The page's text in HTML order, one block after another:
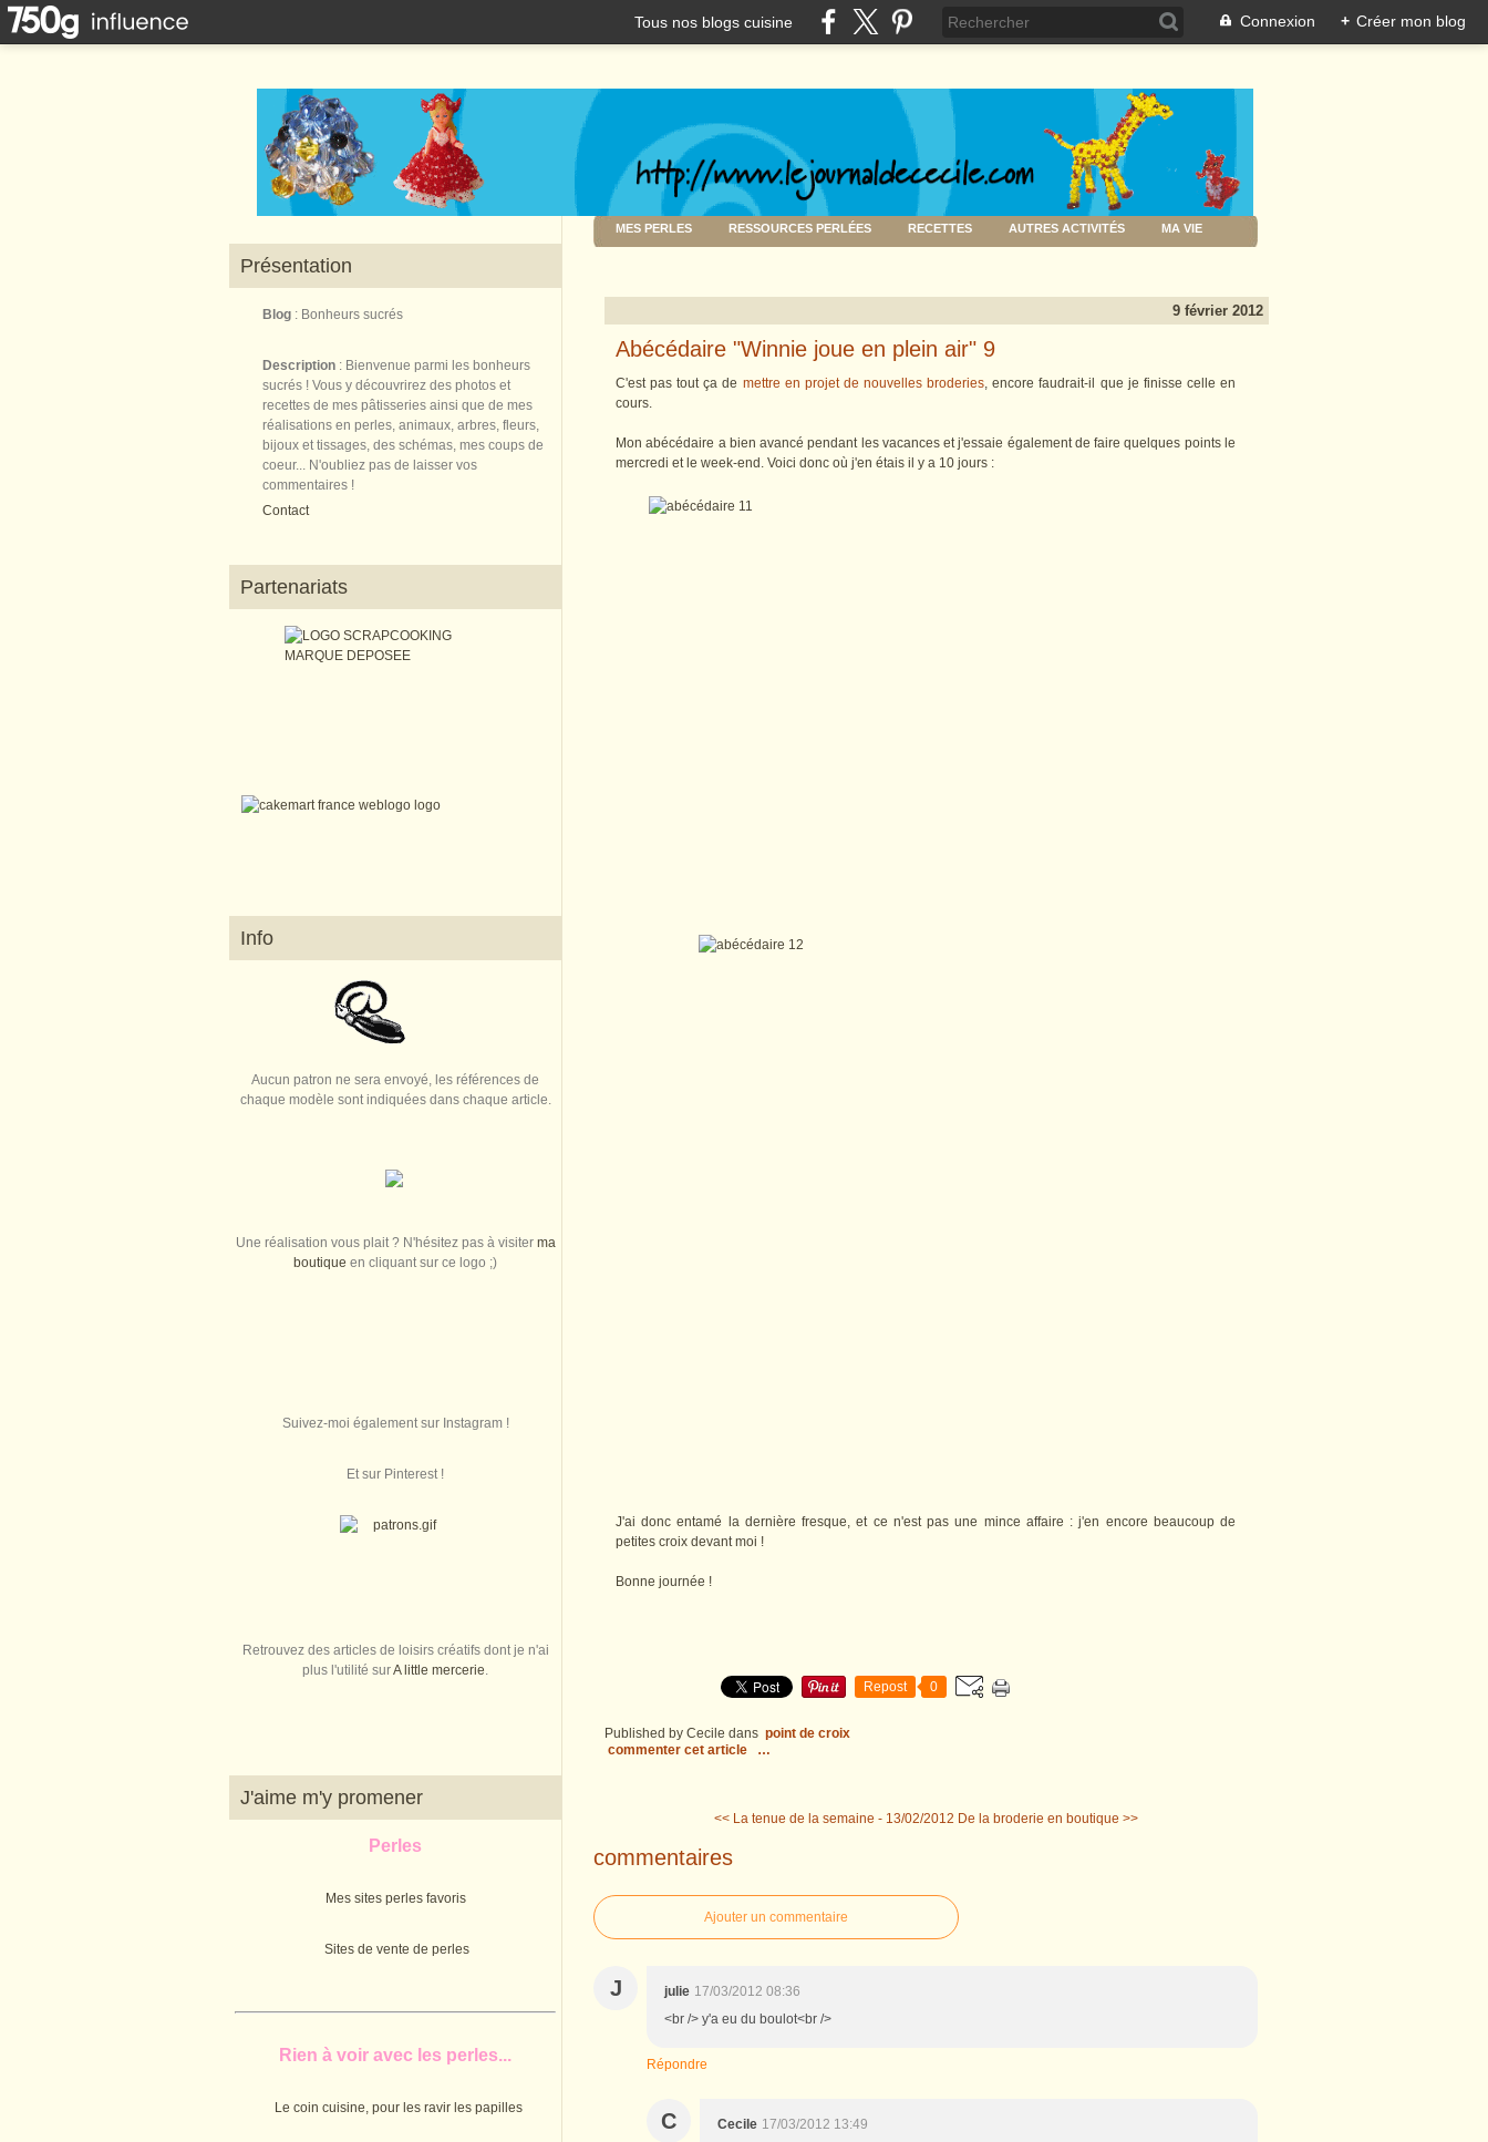
Tous nos blogs cuisine Connexion + Créer mon blog
Présentation
Blog : Bonheurs sucrés
Description : Bienvenue parmi les bonheurs
sucrés ! Vous y découvrirez des photos et
recettes de mes pâtisseries ainsi que de mes
réalisations en perles, animaux, arbres, fleurs,
bijoux et tissages, des schémas, mes coups de
coeur... N'oubliez pas de laisser vos
commentaires !
Contact
Partenariats
Info
Aucun patron ne sera envoyé, les références de
chaque modèle sont indiquées dans chaque article.
Une réalisation vous plait ? N'hésitez pas à visiter ma
boutique en cliquant sur ce logo ;)
Suivez-moi également sur Instagram !
Et sur Pinterest !
Retrouvez des articles de loisirs créatifs dont je n'ai
plus l'utilité surA little mercerie.
J'aime m'y promener
Perles
Mes sites perles favoris
Sites de vente de perles
Rien à voir avec les perles...
Le coin cuisine, pour les ravir les papilles
MES PERLES RESSOURCES PERLÉES RECETTES AUTRES ACTIVITÉS MA VIE
9 février 2012
Abécédaire "Winnie joue en plein air" 9
C'est pas tout ça de mettre en projet de nouvelles broderies, encore faudrait-il que je finisse celle en
cours.
Mon abécédaire a bien avancé pendant les vacances et j'essaie également de faire quelques points le
mercredi et le week-end. Voici donc où j'en étais il y a 10 jours :
J'ai donc entamé la dernière fresque, et ce n'est pas une mince affaire : j'en encore beaucoup de
petites croix devant moi !
Bonne journée !
Repost 0
Published by Cecile dans point de croix
commenter cet article
…
<< La tenue de la semaine - 13/02/2012 De la broderie en boutique >>
commentaires
Ajouter un commentaire
J julie 17/03/2012 08:36
<br /> y'a eu du boulot<br />
Répondre
C Cecile 17/03/2012 13:49